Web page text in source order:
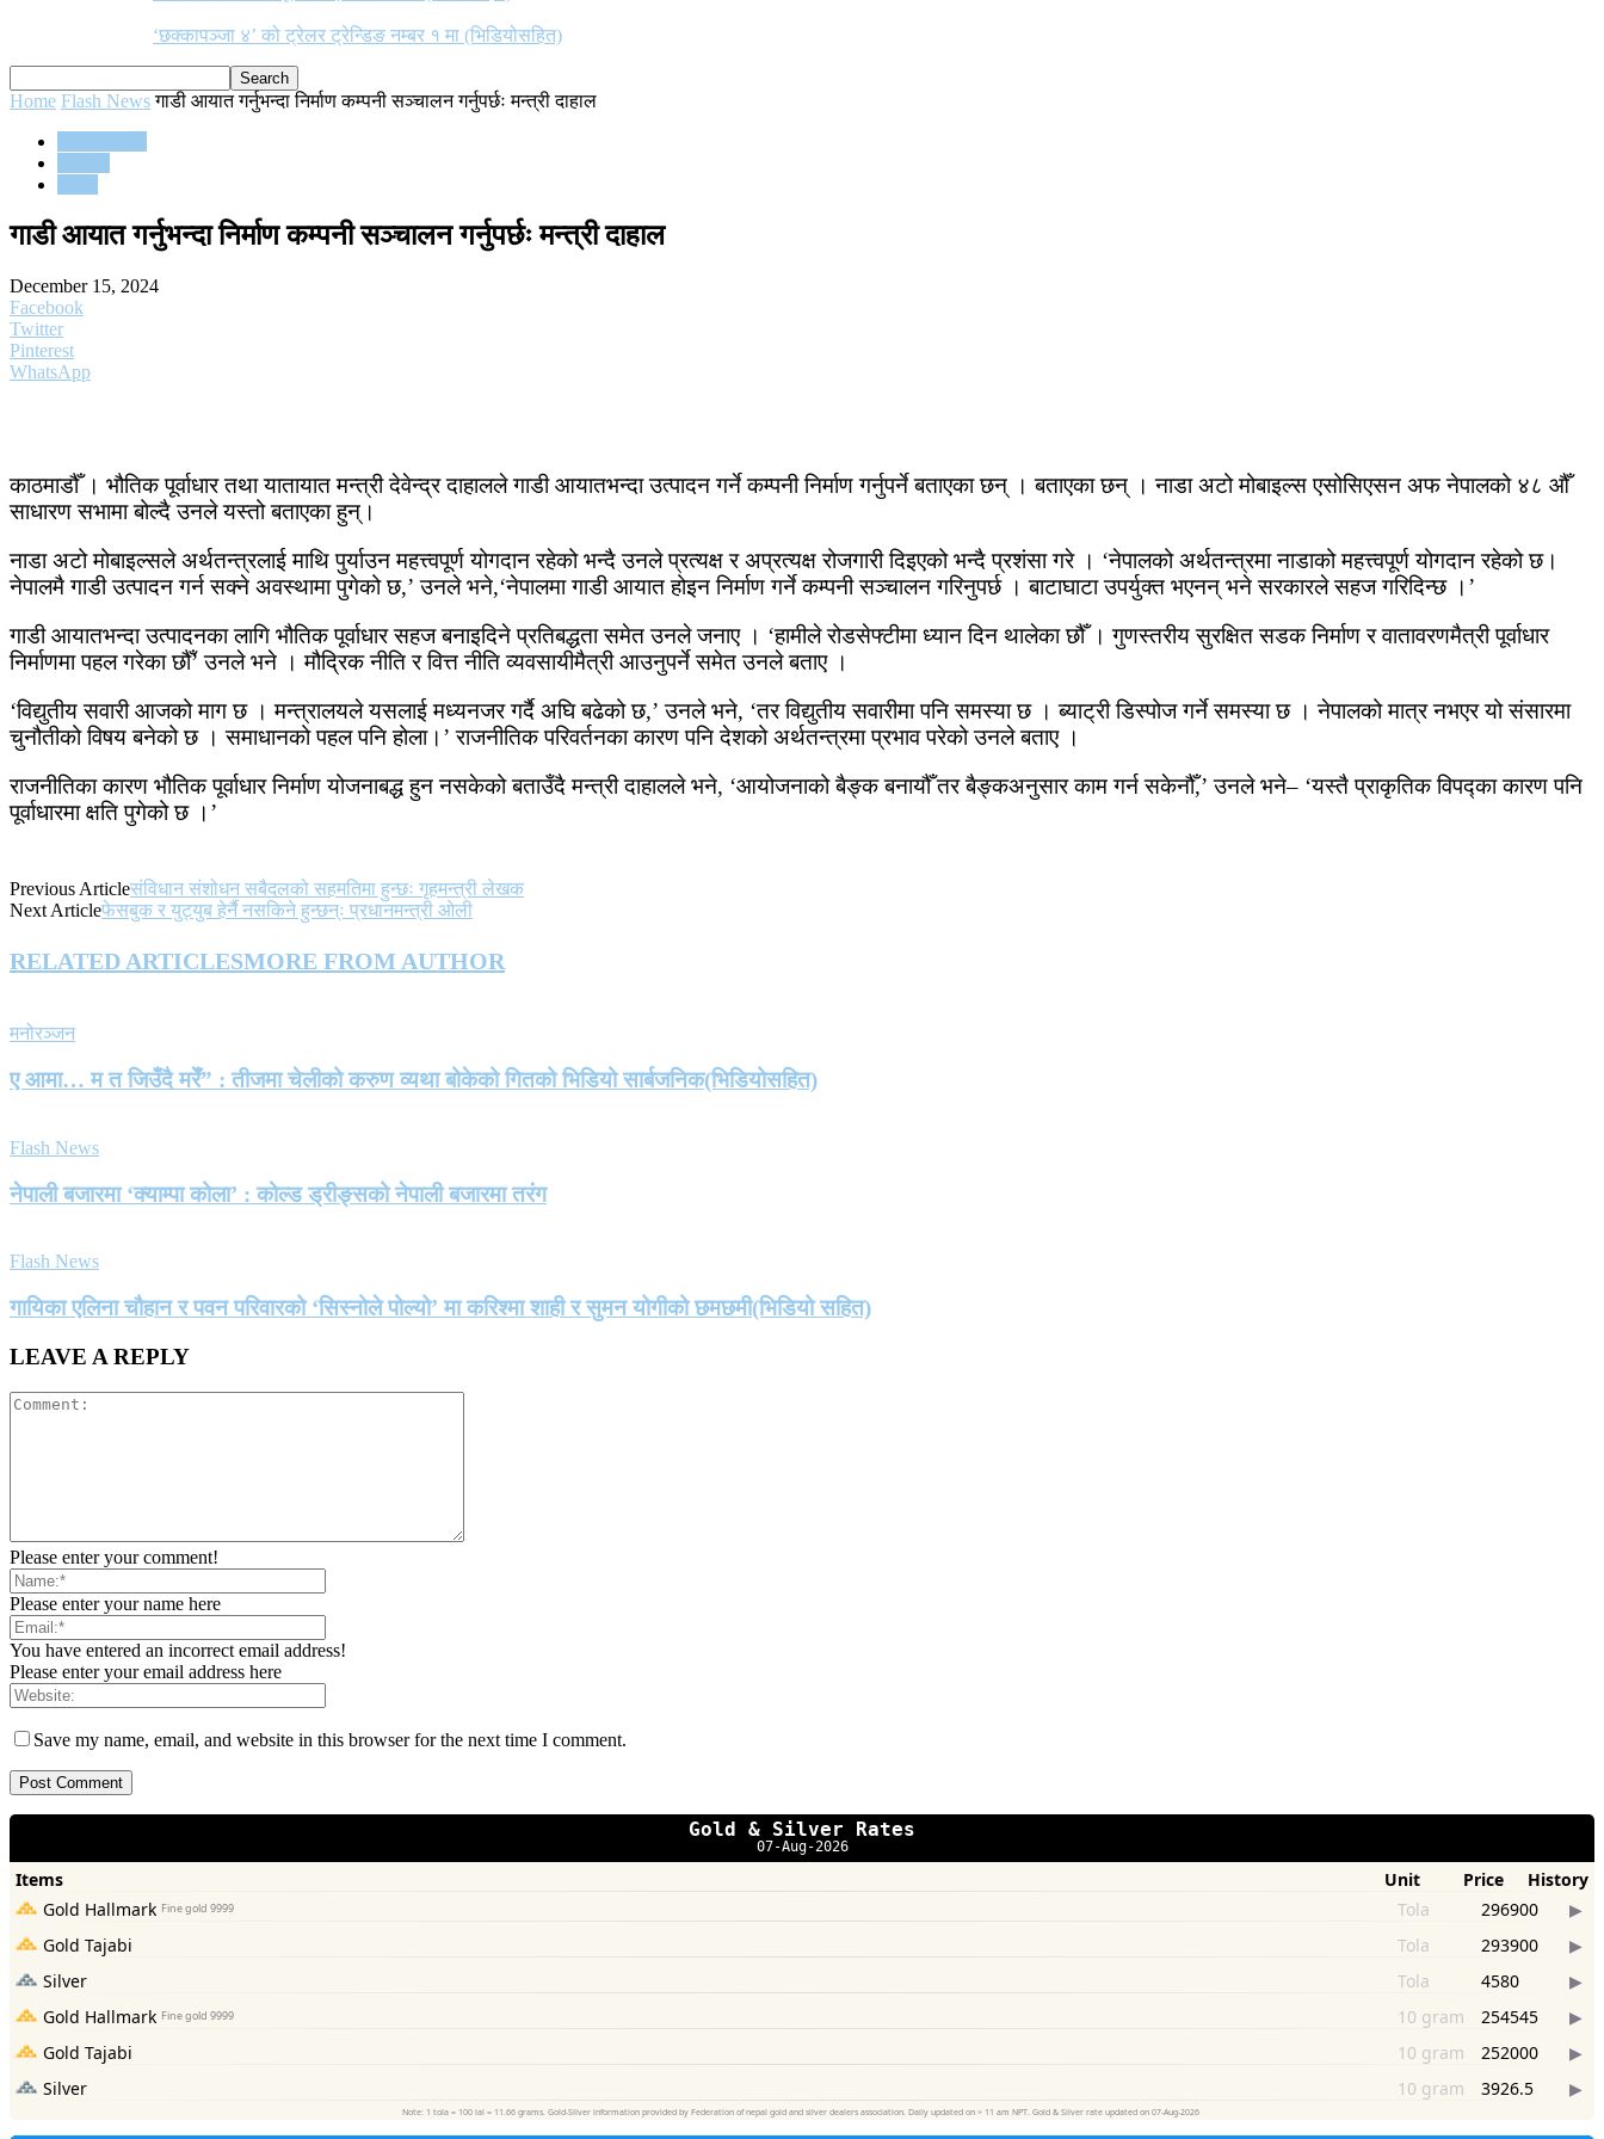
‘छक्कापञ्जा ४’ को ट्रेलर ट्रेन्डिङ नम्बर १ मा (भिडियोसहित)
Home Flash News गाडी आयात गर्नुभन्दा निर्माण कम्पनी सञ्चालन गर्नुपर्छः मन्त्री दाहाल
गाडी आयात गर्नुभन्दा निर्माण कम्पनी सञ्चालन गर्नुपर्छः मन्त्री दाहाल
December 15, 2024
Facebook
Twitter
Pinterest
WhatsApp
काठमाडौँ । भौतिक पूर्वाधार तथा यातायात मन्त्री देवेन्द्र दाहालले गाडी आयातभन्दा उत्पादन गर्ने कम्पनी निर्माण गर्नुपर्ने बताएका छन् । बताएका छन् । नाडा अटो मोबाइल्स एसोसिएसन अफ नेपालको ४८ औँ
साधारण सभामा बोल्दै उनले यस्तो बताएका हुन्।
नाडा अटो मोबाइल्सले अर्थतन्त्रलाई माथि पुर्याउन महत्त्वपूर्ण योगदान रहेको भन्दै उनले प्रत्यक्ष र अप्रत्यक्ष रोजगारी दिइएको भन्दै प्रशंसा गरे । ‘नेपालको अर्थतन्त्रमा नाडाको महत्त्वपूर्ण योगदान रहेको छ।
नेपालमै गाडी उत्पादन गर्न सक्ने अवस्थामा पुगेको छ,’ उनले भने,‘नेपालमा गाडी आयात होइन निर्माण गर्ने कम्पनी सञ्चालन गरिनुपर्छ । बाटाघाटा उपर्युक्त भएनन् भने सरकारले सहज गरिदिन्छ ।’
गाडी आयातभन्दा उत्पादनका लागि भौतिक पूर्वाधार सहज बनाइदिने प्रतिबद्धता समेत उनले जनाए । ‘हामीले रोडसेफ्टीमा ध्यान दिन थालेका छौँ । गुणस्तरीय सुरक्षित सडक निर्माण र वातावरणमैत्री पूर्वाधार
निर्माणमा पहल गरेका छौँ’ उनले भने । मौद्रिक नीति र वित्त नीति व्यवसायीमैत्री आउनुपर्ने समेत उनले बताए ।
‘विद्युतीय सवारी आजको माग छ । मन्त्रालयले यसलाई मध्यनजर गर्दै अघि बढेको छ,’ उनले भने, ‘तर विद्युतीय सवारीमा पनि समस्या छ । ब्याट्री डिस्पोज गर्ने समस्या छ । नेपालको मात्र नभएर यो संसारमा
चुनौतीको विषय बनेको छ । समाधानको पहल पनि होला।’ राजनीतिक परिवर्तनका कारण पनि देशको अर्थतन्त्रमा प्रभाव परेको उनले बताए ।
राजनीतिका कारण भौतिक पूर्वाधार निर्माण योजनाबद्ध हुन नसकेको बताउँदै मन्त्री दाहालले भने, ‘आयोजनाको बैङ्क बनायौँ तर बैङ्कअनुसार काम गर्न सकेनौँ,’ उनले भने– ‘यस्तै प्राकृतिक विपद्का कारण पनि
पूर्वाधारमा क्षति पुगेको छ ।’
Previous Articleसंविधान संशोधन सबैदलको सहमतिमा हुन्छः गृहमन्त्री लेखक
Next Articleफेसबुक र युट्युब हेर्नै नसकिने हुन्छन्ः प्रधानमन्त्री ओली
RELATED ARTICLESMORE FROM AUTHOR
मनोरञ्जन
ए आमा… म त जिउँदै मरेँ” : तीजमा चेलीको करुण व्यथा बोकेको गितको भिडियो सार्बजनिक(भिडियोसहित)
Flash News
नेपाली बजारमा ‘क्याम्पा कोला’ : कोल्ड ड्रीङ्सको नेपाली बजारमा तरंग
Flash News
गायिका एलिना चौहान र पवन परिवारको ‘सिस्नोले पोल्यो’ मा करिश्मा शाही र सुमन योगीको छमछमी(भिडियो सहित)
LEAVE A REPLY
Please enter your comment!
Please enter your name here
You have entered an incorrect email address!
Please enter your email address here
Save my name, email, and website in this browser for the next time I comment.